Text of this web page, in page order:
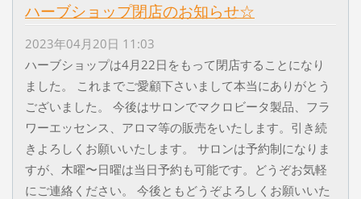
ハーブショップ閉店のお知らせ☆
2023年04月20日 11:03
ハーブショップは4月22日をもって閉店することになり
ました。 これまでご愛顧下さいまして本当にありがとう
ございました。 今後はサロンでマクロビータ製品、フラ
ワーエッセンス、アロマ等の販売をいたします。引き続
きよろしくお願いいたします。 サロンは予約制になりま
すが、木曜〜日曜は当日予約も可能です。どうぞお気軽
にご連絡ください。 今後ともどうぞよろしくお願いいた